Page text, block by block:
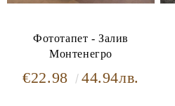
Фототапет - Залив
Монтенегро
€22.98 44.94лв.